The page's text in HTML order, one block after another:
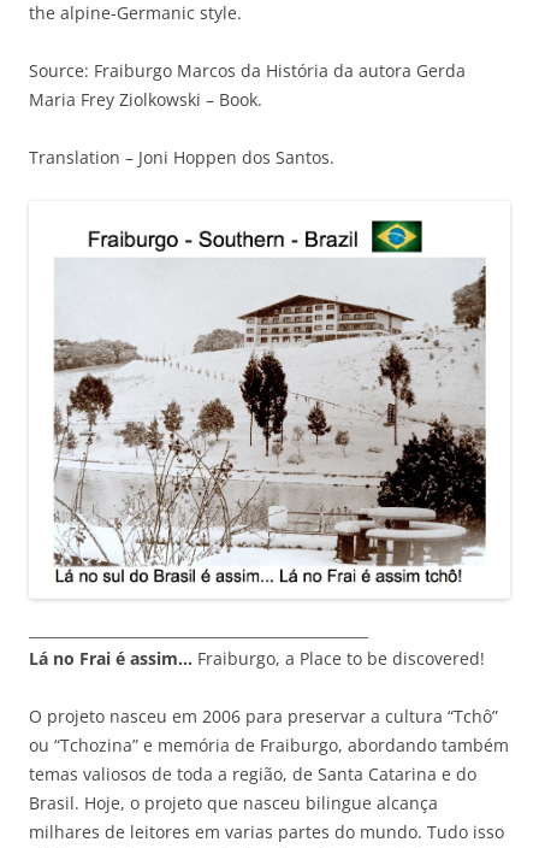
the alpine-Germanic style.
Source: Fraiburgo Marcos da História da autora Gerda
Maria Frey Ziolkowski – Book.
Translation – Joni Hoppen dos Santos.
Lá no Frai é assim… Fraiburgo, a Place to be discovered!
O projeto nasceu em 2006 para preservar a cultura “Tchô”
ou “Tchozina” e memória de Fraiburgo, abordando também
temas valiosos de toda a região, de Santa Catarina e do
Brasil. Hoje, o projeto que nasceu bilingue alcança
milhares de leitores em varias partes do mundo. Tudo isso